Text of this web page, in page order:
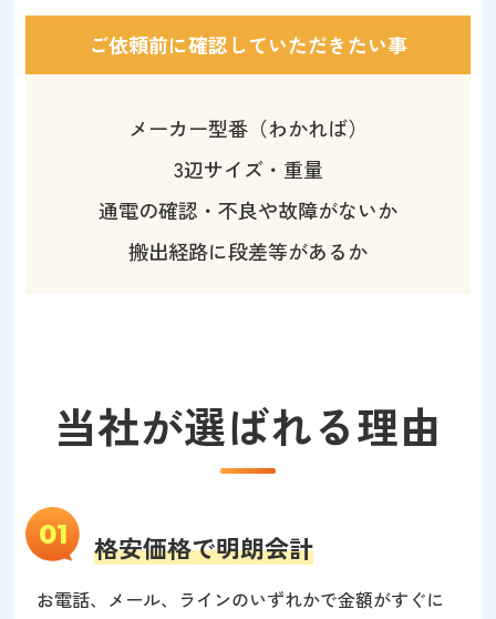
ご依頼前に確認していただきたい事
メーカー型番（わかれば）
3辺サイズ・重量
通電の確認・不良や故障がないか
搬出経路に段差等があるか
当社が選ばれる理由
01 格安価格で明朗会計
お電話、メール、ラインのいずれかで金額がすぐに